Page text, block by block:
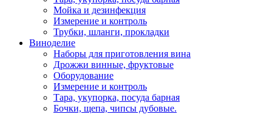
Мойка и дезинфекция
Измерение и контроль
Трубки, шланги, прокладки
Виноделие
Наборы для приготовления вина
Дрожжи винные, фруктовые
Оборудование
Измерение и контроль
Тара, укупорка, посуда барная
Бочки, щепа, чипсы дубовые.